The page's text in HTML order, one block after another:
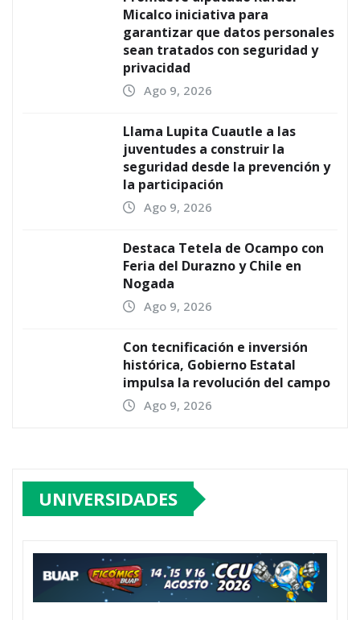
Micalco iniciativa para
garantizar que datos personales
sean tratados con seguridad y
privacidad
Ago 9, 2026
Llama Lupita Cuautle a las
juventudes a construir la
seguridad desde la prevención y
la participación
Ago 9, 2026
Destaca Tetela de Ocampo con
Feria del Durazno y Chile en
Nogada
Ago 9, 2026
Con tecnificación e inversión
histórica, Gobierno Estatal
impulsa la revolución del campo
Ago 9, 2026
UNIVERSIDADES